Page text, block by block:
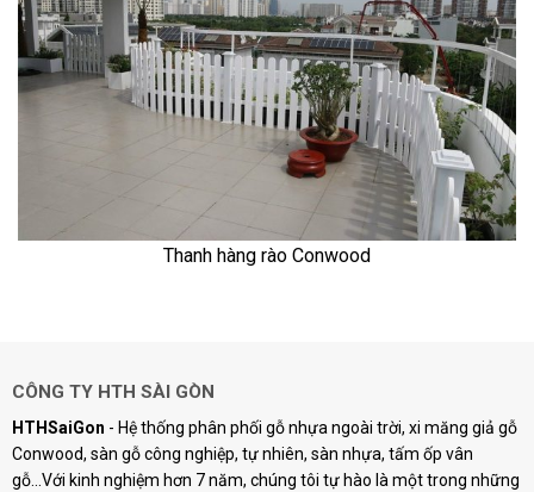
Thanh hàng rào Conwood
CÔNG TY HTH SÀI GÒN
HTHSaiGon - Hệ thống phân phối gỗ nhựa ngoài trời, xi măng giả gỗ
Conwood, sàn gỗ công nghiệp, tự nhiên, sàn nhựa, tấm ốp vân
gỗ...Với kinh nghiệm hơn 7 năm, chúng tôi tự hào là một trong những